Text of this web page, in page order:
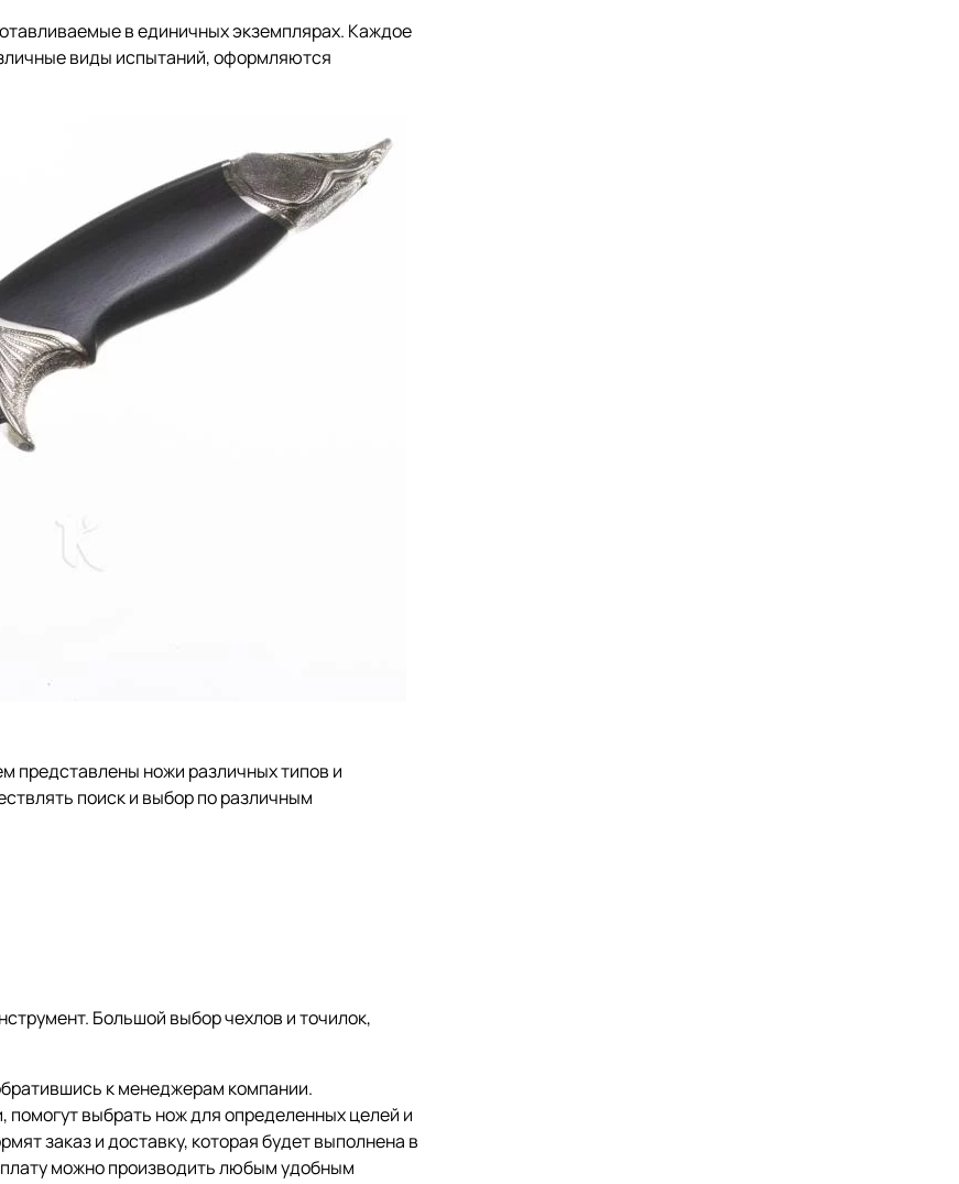
в единичных экземплярах. Каждое
виды испытаний, оформляются
представлены ножи различных типов и
поиск и выбор по различным
Большой выбор чехлов и точилок,
к менеджерам компании.
выбрать нож для определенных целей и
заказ и доставку, которая будет выполнена в
можно производить любым удобным